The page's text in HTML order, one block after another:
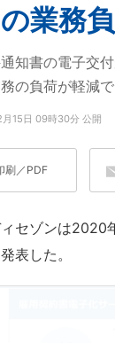
業務
知書の電子交
の負荷が軽減で
15日 09時30分 公開
刷／PDF
セゾンは2020
表した。